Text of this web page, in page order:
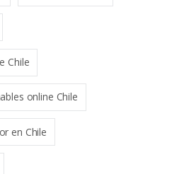
Chile
online Chile
en Chile